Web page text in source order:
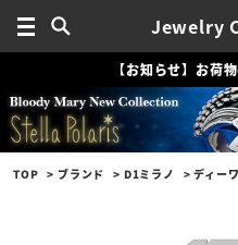
Jewelry
【お知らせ】お荷
TOP ブランド D1ミラノ ディー